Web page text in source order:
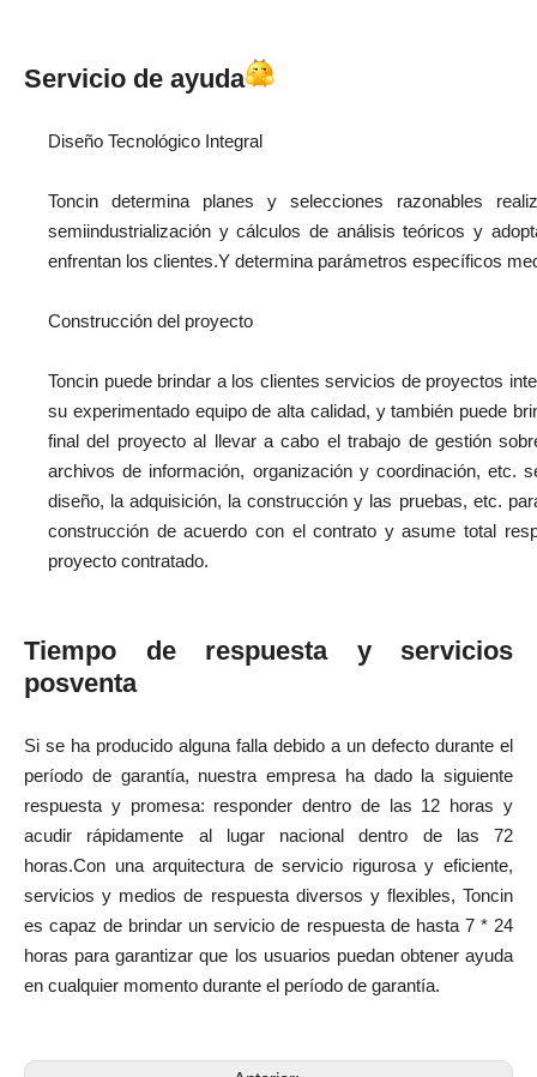
Servicio de ayuda
Diseño Tecnológico Integral
Toncin determina planes y selecciones razonables
semiindustrialización y cálculos de análisis teóricos y
enfrentan los clientes.Y determina parámetros específicos
Construcción del proyecto
Toncin puede brindar a los clientes servicios de proyectos
su experimentado equipo de alta calidad, y también puede
final del proyecto al llevar a cabo el trabajo de gestión
archivos de información, organización y coordinación, etc.
diseño, la adquisición, la construcción y las pruebas, etc.
construcción de acuerdo con el contrato y asume total
proyecto contratado.
Tiempo de respuesta y servicios
posventa
Si se ha producido alguna falla debido a un defecto durante el
período de garantía, nuestra empresa ha dado la siguiente
respuesta y promesa: responder dentro de las 12 horas y
acudir rápidamente al lugar nacional dentro de las 72
horas.Con una arquitectura de servicio rigurosa y eficiente,
servicios y medios de respuesta diversos y flexibles, Toncin
es capaz de brindar un servicio de respuesta de hasta 7 * 24
horas para garantizar que los usuarios puedan obtener ayuda
en cualquier momento durante el período de garantía.